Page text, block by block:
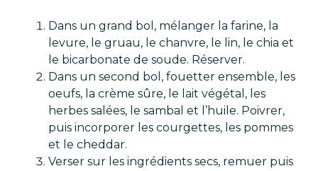
Dans un grand bol, mélanger la farine, la
levure, le gruau, le chanvre, le lin, le chia et
le bicarbonate de soude. Réserver.
Dans un second bol, fouetter ensemble, les
oeufs, la crème sûre, le lait végétal, les
herbes salées, le sambal et l’huile. Poivrer,
puis incorporer les courgettes, les pommes
et le cheddar.
Verser sur les ingrédients secs, remuer puis